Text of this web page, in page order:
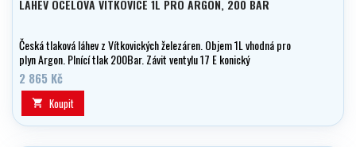
LÁHEV OCELOVÁ VÍTKOVICE 1L PRO ARGON, 200 BAR
Česká tlaková láhev z Vítkovických železáren. Objem 1L vhodná pro
plyn Argon. Plnící tlak 200Bar. Závit ventylu 17 E konický
2 865 Kč
 Koupit